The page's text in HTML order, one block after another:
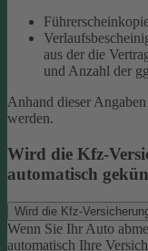
aus der die
und Anzahl der
Anhand dieser
werden.
Wird die Kfz-
automatisch
Wird die Kfz-
Wenn Sie Ihr Auto
automatisch Ihre